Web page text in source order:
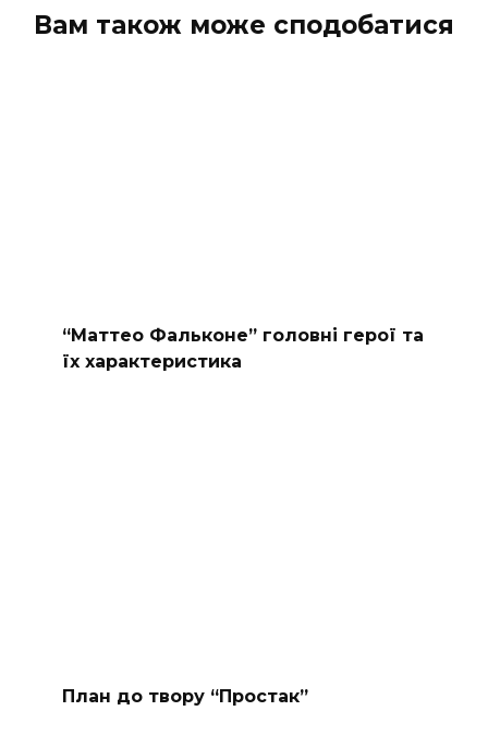
Вам також може сподобатися
“Маттео Фальконе” головні герої та
їх характеристика
План до твору “Простак”